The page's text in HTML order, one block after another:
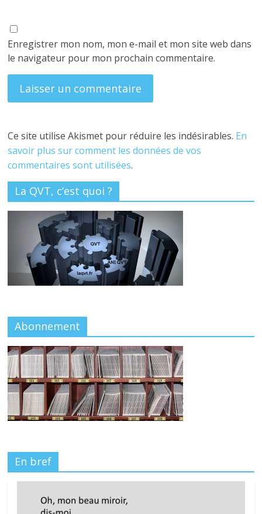
Enregistrer mon nom, mon e-mail et mon site web dans
le navigateur pour mon prochain commentaire.
Ce site utilise Akismet pour réduire les indésirables. En
savoir plus sur comment les données de vos
commentaires sont utilisées.
La QVT, c’est quoi ?
Abonnement
En bref